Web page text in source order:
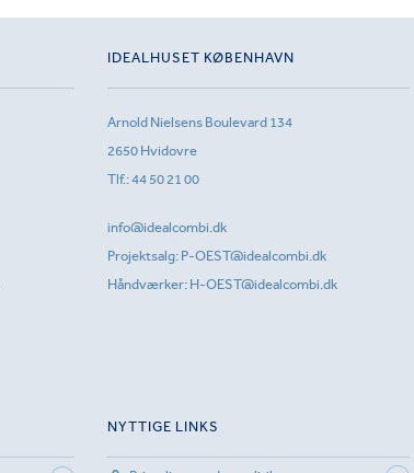
IDEALHUSET KØBENHAVN
Arnold Nielsens Boulevard 134
2650 Hvidovre
Tlf.:44 50 21 00
info@idealcombi.dk
Projektsalg: P-OEST@idealcombi.dk
Håndværker: H-OEST@idealcombi.dk
NYTTIGE LINKS